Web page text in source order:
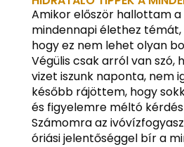
Amikor először hallottam
mindennapi élethez
hogy ez nem lehet olyan
Végülis csak arról van szó,
vizet iszunk naponta, nem
később rájöttem, hogy
és figyelemre méltó
Számomra az
óriási jelentőséggel bír a